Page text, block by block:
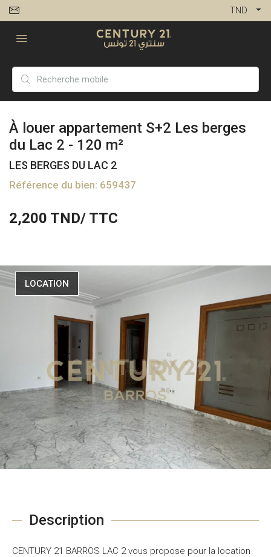
TND
À louer appartement S+2 Les berges
du Lac 2 - 120 m²
LES BERGES DU LAC 2
Référence du bien: 659437
2,200 TND/ TTC
LOCATION
Description
CENTURY 21 BARROS LAC 2 vous propose pour la location